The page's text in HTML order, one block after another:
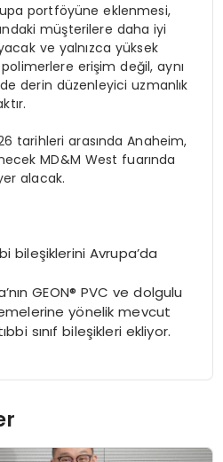
portföyüne eklenmesi,
müşterilere daha iyi
ve yalnızca yüksek
erişim değil, aynı
derin düzenleyici uzmanlık
tarihleri arasındaAnaheim,
MD&M West fuarında
alacak.
bileşiklerini Avrupa’da
n GEON® PVC ve dolgulu
yönelik mevcut
sınıf bileşikleri ekliyor.